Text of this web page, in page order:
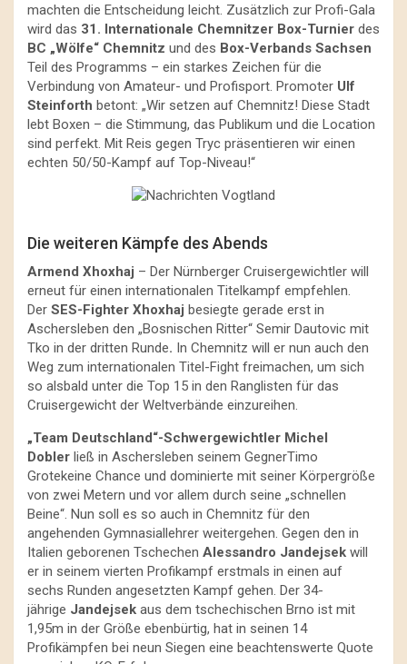
machten die Entscheidung leicht. Zusätzlich zur Profi-Gala
wird das 31. Internationale Chemnitzer Box-Turnier des
BC „Wölfe“ Chemnitz und des Box-Verbands Sachsen
Teil des Programms – ein starkes Zeichen für die
Verbindung von Amateur- und Profisport. Promoter Ulf
Steinforth betont: „Wir setzen auf Chemnitz! Diese Stadt
lebt Boxen – die Stimmung, das Publikum und die Location
sind perfekt. Mit Reis gegen Tryc präsentieren wir einen
echten 50/50-Kampf auf Top-Niveau!“
Die weiteren Kämpfe des Abends
Armend Xhoxhaj – Der Nürnberger Cruisergewichtler will
erneut für einen internationalen Titelkampf empfehlen.
Der SES-Fighter Xhoxhaj besiegte gerade erst in
Aschersleben den „Bosnischen Ritter“ Semir Dautovic mit
Tko in der dritten Runde. In Chemnitz will er nun auch den
Weg zum internationalen Titel-Fight freimachen, um sich
so alsbald unter die Top 15 in den Ranglisten für das
Cruisergewicht der Weltverbände einzureihen.
„Team Deutschland“-Schwergewichtler Michel
Dobler ließ in Aschersleben seinem GegnerTimo
Grotekeine Chance und dominierte mit seiner Körpergröße
von zwei Metern und vor allem durch seine „schnellen
Beine“. Nun soll es so auch in Chemnitz für den
angehenden Gymnasiallehrer weitergehen. Gegen den in
Italien geborenen Tschechen Alessandro Jandejsek will
er in seinem vierten Profikampf erstmals in einen auf
sechs Runden angesetzten Kampf gehen. Der 34-
jährige Jandejsek aus dem tschechischen Brno ist mit
1,95m in der Größe ebenbürtig, hat in seinen 14
Profikämpfen bei neun Siegen eine beachtenswerte Quote